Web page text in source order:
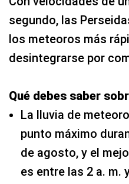
segundo, las
los meteoros más
desintegrarse por
Qué debes saber
La lluvia de
punto máximo
de agosto, y el
es entre las 2 a. m.